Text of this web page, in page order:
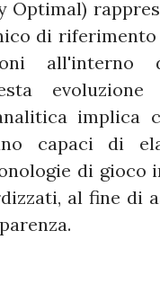
Optimal)
di
all'interno
implica
capaci di
di gioco
al fine di